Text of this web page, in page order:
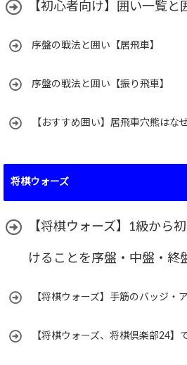
【初心者向け】囲い一覧と
序盤の戦法と囲い【居飛車】
序盤の戦法と囲い【振り飛車】
【おすすめ囲い】居飛車穴熊はな
将棋ウォーズ
【将棋ウォーズ】1級から
けることを序盤・中盤・終
【将棋ウォーズ】手筋のバッジ・
【将棋ウォーズ、将棋倶楽部24】